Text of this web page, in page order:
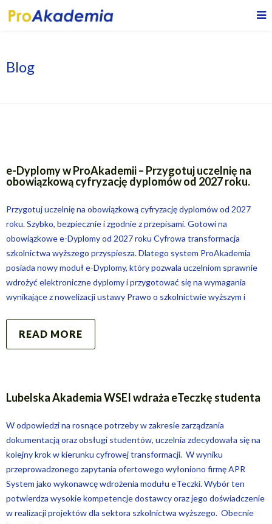
Blog
e-Dyplomy w ProAkademii – Przygotuj uczelnię na
obowiązkową cyfryzację dyplomów od 2027 roku.
Przygotuj uczelnię na obowiązkową cyfryzację dyplomów od 2027
roku. Szybko, bezpiecznie i zgodnie z przepisami. Gotowi na
obowiązkowe e-Dyplomy od 2027 roku Cyfrowa transformacja
szkolnictwa wyższego przyspiesza. Dlatego system ProAkademia
posiada nowy moduł e-Dyplomy, który pozwala uczelniom sprawnie
wdrożyć elektroniczne dyplomy i przygotować się na wymagania
wynikające z nowelizacji ustawy Prawo o szkolnictwie wyższym i
READ MORE
Lubelska Akademia WSEI wdraża eTeczkę studenta
W odpowiedzi na rosnące potrzeby w zakresie zarządzania
dokumentacją oraz obsługi studentów, uczelnia zdecydowała się na
kolejny krok w kierunku cyfrowej transformacji. W wyniku
przeprowadzonego zapytania ofertowego wyłoniono firmę APR
System jako wykonawcę wdrożenia modułu eTeczki. Wybór ten
potwierdza wysokie kompetencje dostawcy oraz jego doświadczenie
w realizacji projektów dla sektora szkolnictwa wyższego. Obecnie